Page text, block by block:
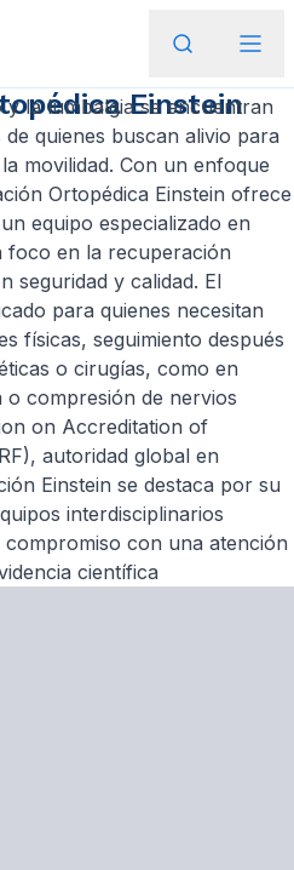
Einstein
la lumbalgia se encuentran
quienes buscan alivio para
movilidad. Con un enfoque
Ortopédica Einstein ofrece
equipo especializado en
foco en la recuperación
seguridad y calidad. El
para quienes necesitan
físicas, seguimiento después
o cirugías, como en
o compresión de nervios
on Accreditation of
autoridad global en
Einstein se destaca por su
interdisciplinarios
con una atención
científica